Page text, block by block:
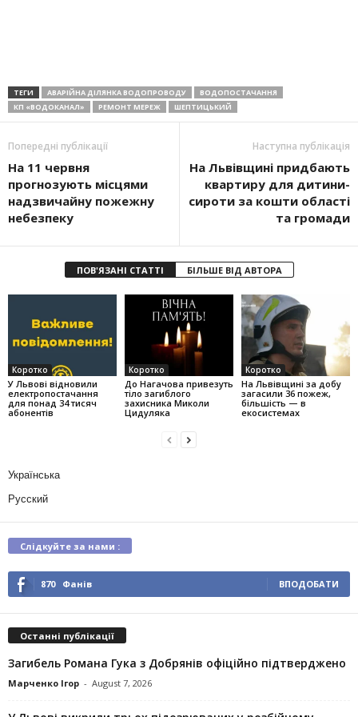
ТЕГИ АВАРІЙНА ДІЛЯНКА ВОДОПРОВОДУ
ВОДОПОСТАЧАННЯ
КП «ВОДОКАНАЛ»
РЕМОНТ МЕРЕЖ ШЕПТИЦЬКИЙ
Попередні публікації
На 11 червня
прогнозують місцями
надзвичайну пожежну
небезпеку
Наступна публікація
На Львівщині придбають
квартиру для дитини-
сироти за кошти області
та громади
ПОВ'ЯЗАНІ СТАТТІ БІЛЬШЕ ВІД АВТОРА
Коротко
У Львові відновили
електропостачання
для понад 34 тисяч
абонентів
Коротко
До Нагачова привезуть
тіло загиблого
захисника Миколи
Цидуляка
Коротко
На Львівщині за добу
загасили 36 пожеж,
більшість — в
екосистемах
Українська
Русский
Слідкуйте за нами :
870 Фанів ВПОДОБАТИ
Останні публікації
Загибель Романа Гука з Добрянів офіційно підтверджено
Марченко Ігор - August 7, 2026